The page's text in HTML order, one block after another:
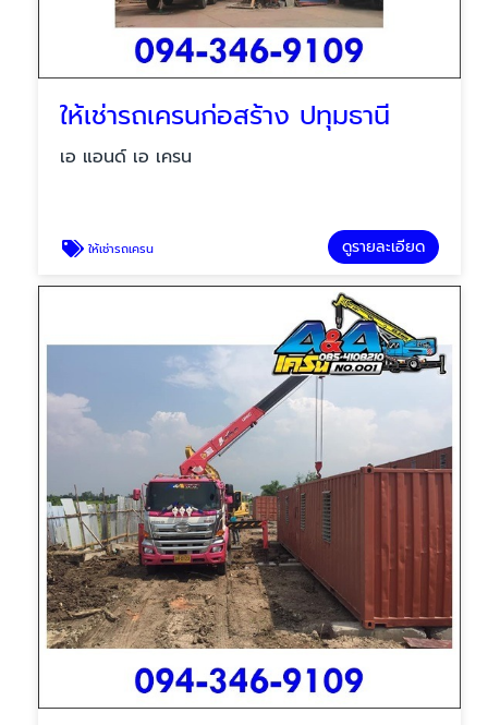
ให้เช่ารถเครนก่อสร้าง ปทุมธานี
เอ แอนด์ เอ เครน
ให้เช่ารถเครน ดูรายละเอียด